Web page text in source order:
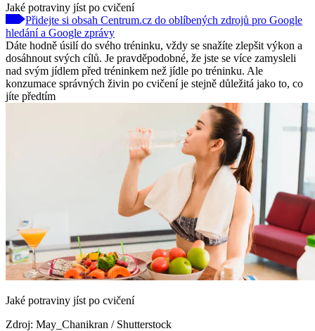
Jaké potraviny jíst po cvičení
Přidejte si obsah Centrum.cz do oblíbených zdrojů pro Google
hledání a Google zprávy
Dáte hodně úsilí do svého tréninku, vždy se snažíte zlepšit výkon a
dosáhnout svých cílů. Je pravděpodobné, že jste se více zamysleli
nad svým jídlem před tréninkem než jídle po tréninku. Ale
konzumace správných živin po cvičení je stejně důležitá jako to, co
jíte předtím
Jaké potraviny jíst po cvičení
Zdroj: May_Chanikran / Shutterstock